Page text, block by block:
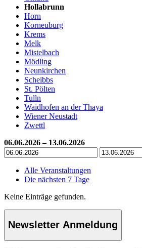
Hollabrunn
Horn
Korneuburg
Krems
Melk
Mistelbach
Mödling
Neunkirchen
Scheibbs
St. Pölten
Tulln
Waidhofen an der Thaya
Wiener Neustadt
Zwettl
06.06.2026 – 13.06.2026
Alle Veranstaltungen
Die nächsten 7 Tage
Keine Einträge gefunden.
Newsletter Anmeldung